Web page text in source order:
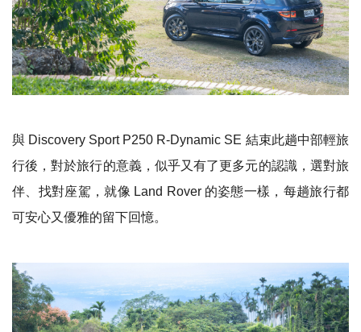
與 Discovery Sport P250 R-Dynamic SE 結束此趟中部輕旅
行後，對於旅行的意義，似乎又有了更多元的認識，選對旅
伴、找對座駕，就像 Land Rover 的姿態一樣，每趟旅行都
可安心又優雅的留下回憶。